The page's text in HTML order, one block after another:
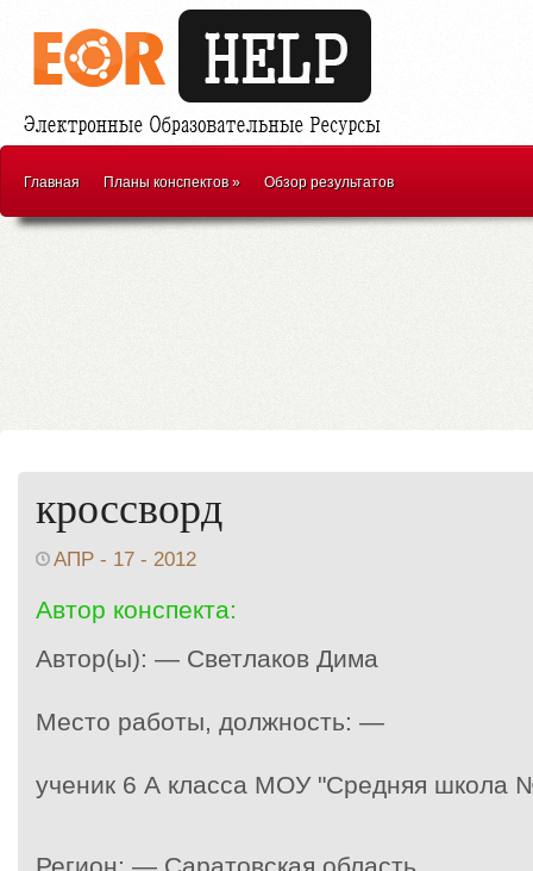
Главная Планы конспектов» Обзор результатов
кроссворд
АПР - 17 - 2012
Автор конспекта:
Автор(ы): — Светлаков Дима
Место работы, должность: —
ученик 6 А класса МОУ "Средняя школа